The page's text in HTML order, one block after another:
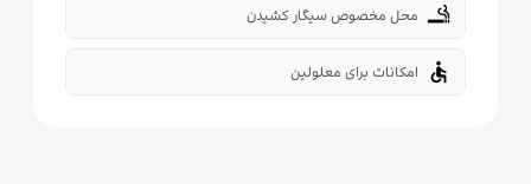
smoking_rooms محل مخصوص سیگار کشیدن
accessible امکانات برای معلولین